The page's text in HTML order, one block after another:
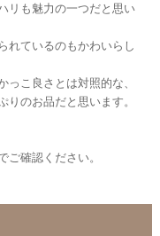
リも魅力の一つだと思い
れているのもかわいらし
こ良さとは対照的な、
のお品だと思います。
確認ください。